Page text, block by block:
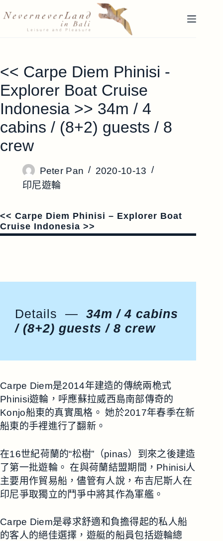
至
容
<< Carpe Diem Phinisi -
Explorer Boat Cruise
Indonesia >> 34m / 4
cabins / (8+2) guests / 8
crew
Peter Pan
2020-10-13
印尼遊輪
<< Carpe Diem Phinisi – Explorer Boat
Cruise Indonesia >>
Details — 34m / 4 cabins
/ (8+2) guests / 8 crew
Carpe Diem是2014年建造的傳統兩桅式
Phinisi遊輪，呼應蘇拉威西島南部傳奇的
Konjo船東的真實風格。 她於2017年春季在新
船東的手裡進行了翻新。
在16世紀荷蘭的“松樹”（pinas）到來之後建造
了第一批遊輪。 在與荷蘭結盟期間，Phinisi人
主要用作貿易船，儘管有人說，布吉尼斯人在
印尼爭取獨立的鬥爭中將其作為軍艦。
Carpe Diem是尋求舒適和負擔得起的私人船
的客人的絕佳選擇，遊艇的船員包括遊輪總